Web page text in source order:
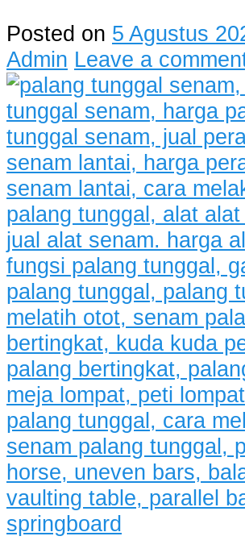
Posted on 5 Agustus
Admin Leave a